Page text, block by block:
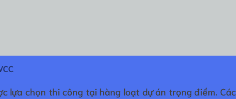
lựa chọn thi công tại hàng loạt dự án trọng điểm. Các